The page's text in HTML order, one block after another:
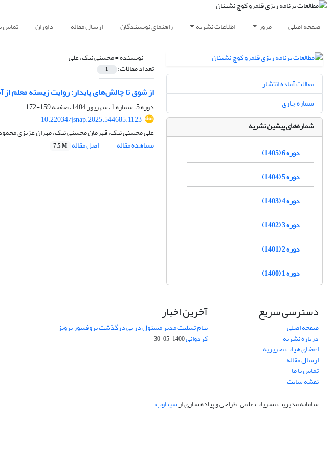
صفحه اصلی مرور اطلاعات نشریه راهنمای نویسندگان ارسال مقاله داوران تماس
نویسنده =محسنی نیک، علی
تعداد مقالات: 1
از شوق تا چالش‌های پایدار: روایت زیسته معلم
دوره 5، شماره 1، شهریور 1404، صفحه
159-172
10.22034/jsnap.2025.544685.1123
علی محسنی نیک، قهرمان محسنی نیک، مهران عزیزی
مشاهده مقاله
اصل مقاله 7.5 M
مقالات آماده انتشار
شماره جاری
شماره‌های پیشین نشریه
دوره 6 (1405)
دوره 5 (1404)
دوره 4 (1403)
دوره 3 (1402)
دوره 2 (1401)
دوره 1 (1400)
دسترسی سریع
صفحه اصلی
درباره نشریه
اعضای هیات تحریریه
ارسال مقاله
تماس با ما
نقشه سایت
آخرین اخبار
پیام تسلیت مدیر مسئول در پی درگذشت پروفسور پرویز
کردوانی1400-05-30
سامانه مدیریت نشریات علمی.طراحی و پیاده سازی ازسیناوب